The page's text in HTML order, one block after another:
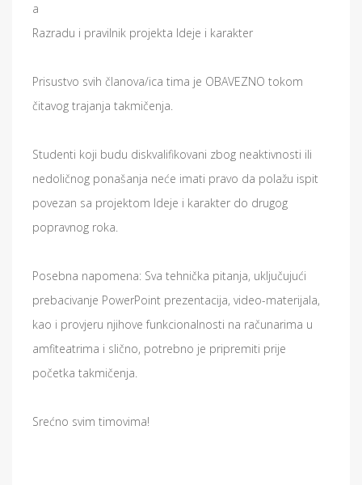
a
Razradu i pravilnik projekta Ideje i karakter
Prisustvo svih članova/ica tima je OBAVEZNO tokom
čitavog trajanja takmičenja.
Studenti koji budu diskvalifikovani zbog neaktivnosti ili
nedoličnog ponašanja neće imati pravo da polažu ispit
povezan sa projektom Ideje i karakter do drugog
popravnog roka.
Posebna napomena: Sva tehnička pitanja, uključujući
prebacivanje PowerPoint prezentacija, video-materijala,
kao i provjeru njihove funkcionalnosti na računarima u
amfiteatrima i slično, potrebno je pripremiti prije
početka takmičenja.
Srećno svim timovima!